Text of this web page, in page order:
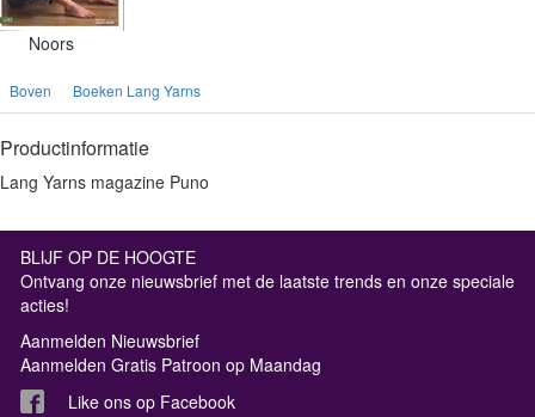
Noors
Boven Boeken Lang Yarns
Productinformatie
Lang Yarns magazine Puno
BLIJF OP DE HOOGTE
Ontvang onze nieuwsbrief met de laatste trends en onze speciale
acties!
Aanmelden Nieuwsbrief
Aanmelden Gratis Patroon op Maandag
Like ons op Facebook